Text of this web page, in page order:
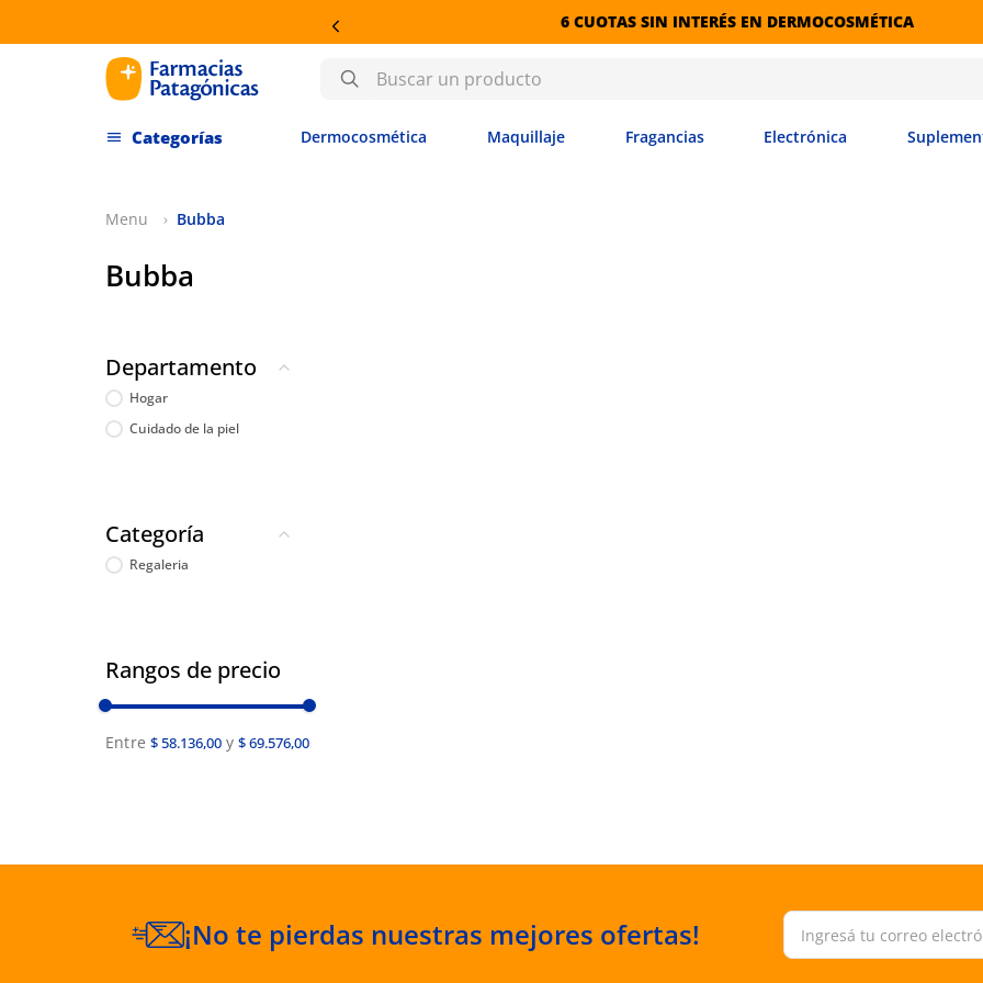
6 CUOTAS SIN INTERÉS EN DERMOCOSMÉTICA
Buscar un producto
Dermocosmética Maquillaje Fragancias Electrónica
Bubba
Bubba
Departamento
Hogar
Cuidado de la piel
Categoría
Regaleria
Rangos de precio
$ 58.136,00 $ 69.576,00
¡No te pierdas nuestras mejores ofertas!